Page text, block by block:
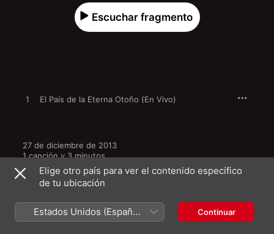
Escuchar fragmento
1 El País de la Eterna Otoño (En Vivo)
27 de diciembre de 2013
1 canción y 3 minutos
℗ 2013 Nativa 69 Audiovisuales
Elige otro país para ver el contenido específico
de tu ubicación
Estados Unidos (Español
México)
Continuar